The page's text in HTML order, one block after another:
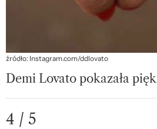
źródło: Instagram.com/ddlovato
Demi Lovato pokazała
4 / 5